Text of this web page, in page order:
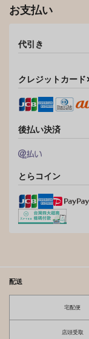
お支払い
代引き
クレジットカード
後払い決済
とらコイン
配送
宅配便
店頭受取